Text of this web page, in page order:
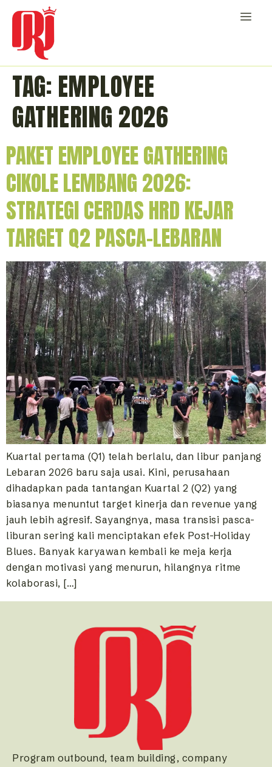
TAG: EMPLOYEE
GATHERING 2026
PAKET EMPLOYEE GATHERING
CIKOLE LEMBANG 2026:
STRATEGI CERDAS HRD KEJAR
TARGET Q2 PASCA-LEBARAN
Kuartal pertama (Q1) telah berlalu, dan libur panjang
Lebaran 2026 baru saja usai. Kini, perusahaan
dihadapkan pada tantangan Kuartal 2 (Q2) yang
biasanya menuntut target kinerja dan revenue yang
jauh lebih agresif. Sayangnya, masa transisi pasca-
liburan sering kali menciptakan efek Post-Holiday
Blues. Banyak karyawan kembali ke meja kerja
dengan motivasi yang menurun, hilangnya ritme
kolaborasi, […]
Program outbound, team building, company